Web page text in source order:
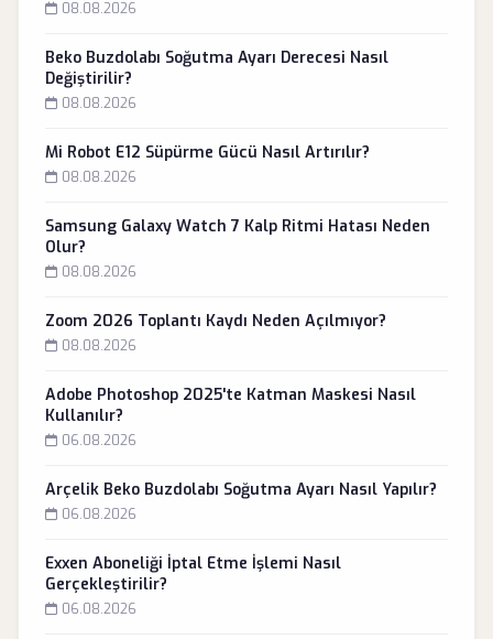
08.08.2026
Beko Buzdolabı Soğutma Ayarı Derecesi Nasıl
Değiştirilir?
08.08.2026
Mi Robot E12 Süpürme Gücü Nasıl Artırılır?
08.08.2026
Samsung Galaxy Watch 7 Kalp Ritmi Hatası Neden
Olur?
08.08.2026
Zoom 2026 Toplantı Kaydı Neden Açılmıyor?
08.08.2026
Adobe Photoshop 2025'te Katman Maskesi Nasıl
Kullanılır?
06.08.2026
Arçelik Beko Buzdolabı Soğutma Ayarı Nasıl Yapılır?
06.08.2026
Exxen Aboneliği İptal Etme İşlemi Nasıl
Gerçekleştirilir?
06.08.2026